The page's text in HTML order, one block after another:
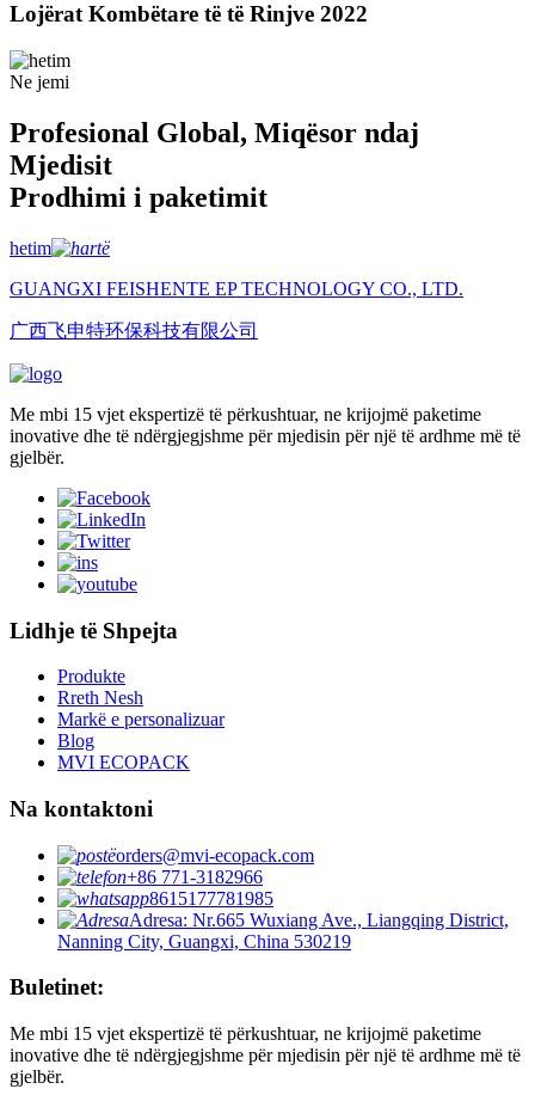
Lojërat Kombëtare të të Rinjve 2022
Ne jemi
Profesional Global, Miqësor ndaj
Mjedisit
Prodhimi i paketimit
hetim
GUANGXI FEISHENTE EP TECHNOLOGY CO., LTD.
广西飞申特环保科技有限公司
Me mbi 15 vjet ekspertizë të përkushtuar, ne krijojmë paketime
inovative dhe të ndërgjegjshme për mjedisin për një të ardhme më të
gjelbër.
Lidhje të Shpejta
Produkte
Rreth Nesh
Markë e personalizuar
Blog
MVI ECOPACK
Na kontaktoni
orders@mvi-ecopack.com
+86 771-3182966
8615177781985
Adresa: Nr.665 Wuxiang Ave., Liangqing District,
Nanning City, Guangxi, China 530219
Buletinet:
Me mbi 15 vjet ekspertizë të përkushtuar, ne krijojmë paketime
inovative dhe të ndërgjegjshme për mjedisin për një të ardhme më të
gjelbër.